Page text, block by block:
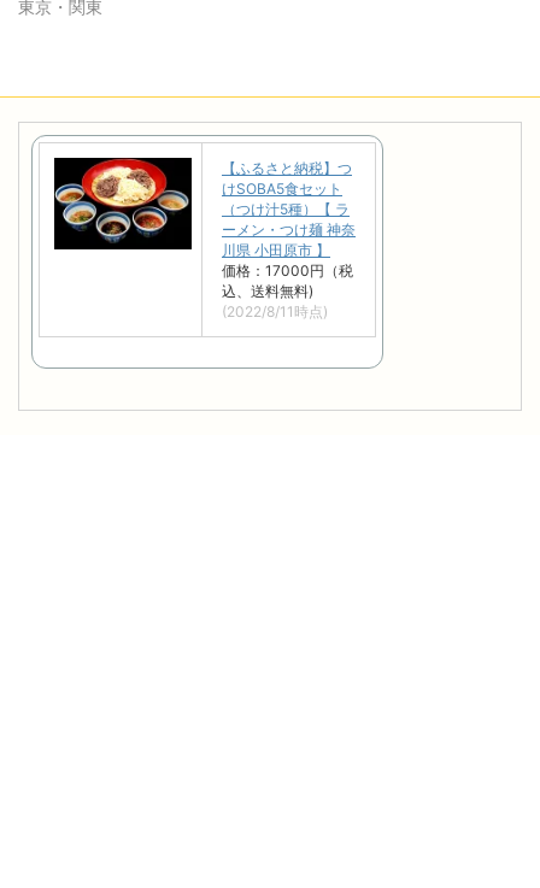
東京・関東
【ふるさと納税】つ
けSOBA5食セット
（つけ汁5種）【 ラ
ーメン・つけ麺 神奈
川県 小田原市 】
価格：17000円（税
込、送料無料)
(2022/8/11時点)